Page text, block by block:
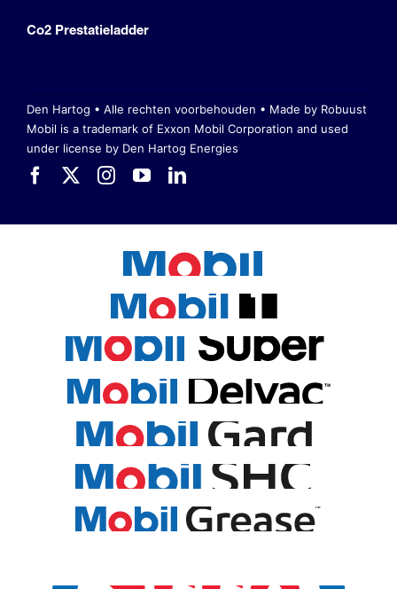
Co2 Prestatieladder
Den Hartog • Alle rechten voorbehouden • Made by Robuust
Mobil is a trademark of Exxon Mobil Corporation and used
under license by Den Hartog Energies